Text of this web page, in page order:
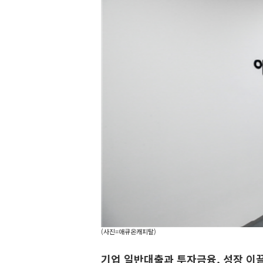
(사진=애큐온캐피탈)
기업 일반대출과 투자금융, 성장 이